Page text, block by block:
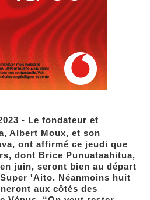
- Le fondateur et
Albert Moux, et son
ont affirmé ce jeudi que
dont Brice Punuataahitua,
juin, seront bien au départ
'Aito. Néanmoins huit
aux côtés des